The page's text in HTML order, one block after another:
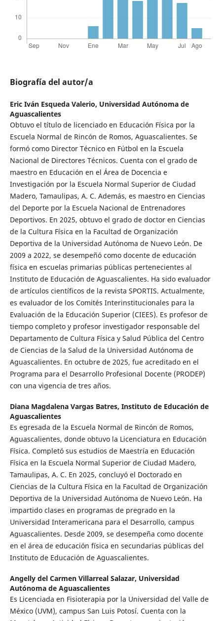
Biografía del autor/a
Eric Iván Esqueda Valerio, Universidad Autónoma de
Aguascalientes
Obtuvo el título de licenciado en Educación Física por la
Escuela Normal de Rincón de Romos, Aguascalientes. Se
formó como Director Técnico en Fútbol en la Escuela
Nacional de Directores Técnicos. Cuenta con el grado de
maestro en Educación en el Área de Docencia e
Investigación por la Escuela Normal Superior de Ciudad
Madero, Tamaulipas, A. C. Además, es maestro en Ciencias
del Deporte por la Escuela Nacional de Entrenadores
Deportivos. En 2025, obtuvo el grado de doctor en Ciencias
de la Cultura Física en la Facultad de Organización
Deportiva de la Universidad Autónoma de Nuevo León. De
2009 a 2022, se desempeñó como docente de educación
física en escuelas primarias públicas pertenecientes al
Instituto de Educación de Aguascalientes. Ha sido evaluador
de artículos científicos de la revista SPORTIS. Actualmente,
es evaluador de los Comités Interinstitucionales para la
Evaluación de la Educación Superior (CIEES). Es profesor de
tiempo completo y profesor investigador responsable del
Departamento de Cultura Física y Salud Pública del Centro
de Ciencias de la Salud de la Universidad Autónoma de
Aguascalientes. En octubre de 2025, fue acreditado en el
Programa para el Desarrollo Profesional Docente (PRODEP)
con una vigencia de tres años.
Diana Magdalena Vargas Batres, Instituto de Educación de
Aguascalientes
Es egresada de la Escuela Normal de Rincón de Romos,
Aguascalientes, donde obtuvo la Licenciatura en Educación
Física. Completó sus estudios de Maestría en Educación
Física en la Escuela Normal Superior de Ciudad Madero,
Tamaulipas, A. C. En 2025, concluyó el Doctorado en
Ciencias de la Cultura Física en la Facultad de Organización
Deportiva de la Universidad Autónoma de Nuevo León. Ha
impartido clases en programas de pregrado en la
Universidad Interamericana para el Desarrollo, campus
Aguascalientes. Desde 2009, se desempeña como docente
en el área de educación física en secundarias públicas del
Instituto de Educación de Aguascalientes.
Angelly del Carmen Villarreal Salazar, Universidad
Autónoma de Aguascalientes
Es Licenciada en Fisioterapia por la Universidad del Valle de
México (UVM), campus San Luis Potosí. Cuenta con la